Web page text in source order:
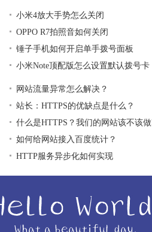
小米4放大手势怎么关闭
OPPO R7拍照音如何关闭
锤子手机如何开启单手拨号面板
小米Note顶配版怎么设置默认拨号卡
网站流量异常怎么解决？
站长：HTTPS的优缺点是什么？
什么是HTTPS？我们的网站该不该
如何给网站接入百度统计？
HTTP服务异步化如何实现